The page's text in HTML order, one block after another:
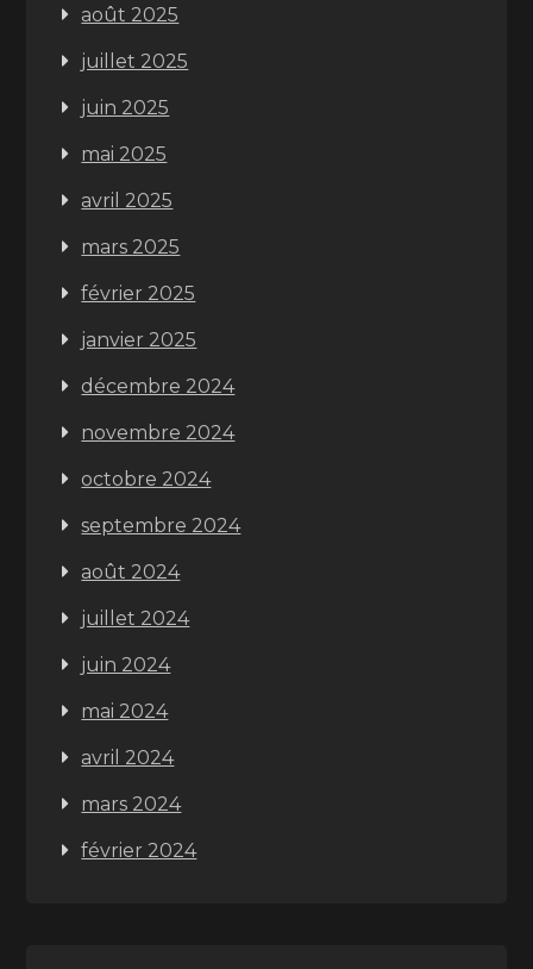
août 2025
juillet 2025
juin 2025
mai 2025
avril 2025
mars 2025
février 2025
janvier 2025
décembre 2024
novembre 2024
octobre 2024
septembre 2024
août 2024
juillet 2024
juin 2024
mai 2024
avril 2024
mars 2024
février 2024